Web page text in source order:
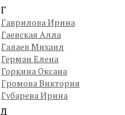
Г
Гаврилова Ирина
Гаевская Алла
Галаев Михаил
Герман Елена
Горкина Оксана
Громова Виктория
Губарева Ирина
Д